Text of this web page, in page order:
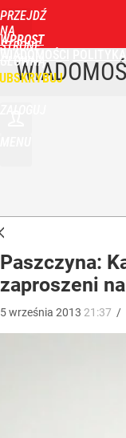
PRZEJDŹ
NA
STRONĘ
GŁÓWNĄ
WPROST
POLITYKA
Paszczyna:
zaproszeni
5września 2013 21:37 /